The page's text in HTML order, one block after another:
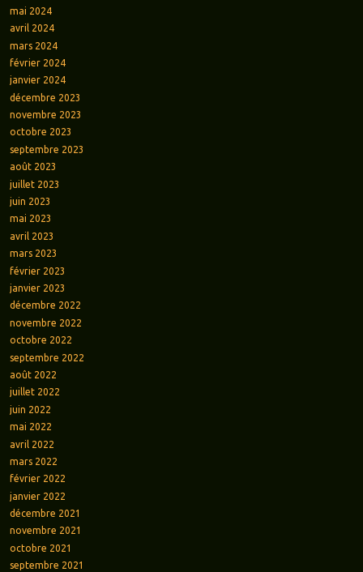
mai 2024
avril 2024
mars 2024
février 2024
janvier 2024
décembre 2023
novembre 2023
octobre 2023
septembre 2023
août 2023
juillet 2023
juin 2023
mai 2023
avril 2023
mars 2023
février 2023
janvier 2023
décembre 2022
novembre 2022
octobre 2022
septembre 2022
août 2022
juillet 2022
juin 2022
mai 2022
avril 2022
mars 2022
février 2022
janvier 2022
décembre 2021
novembre 2021
octobre 2021
septembre 2021